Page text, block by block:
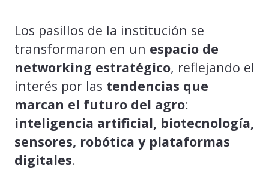
Los pasillos de la institución se
transformaron en un espacio de
networking estratégico, reflejando el
interés por las tendencias que
marcan el futuro del agro:
inteligencia artificial, biotecnología,
sensores, robótica y plataformas
digitales.